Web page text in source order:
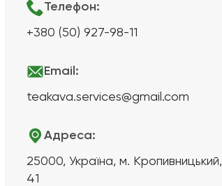
Телефон:
+380 (50) 927-98-11
Email:
teakava.services@gmail.com
Адреса:
25000, Україна, м.
41